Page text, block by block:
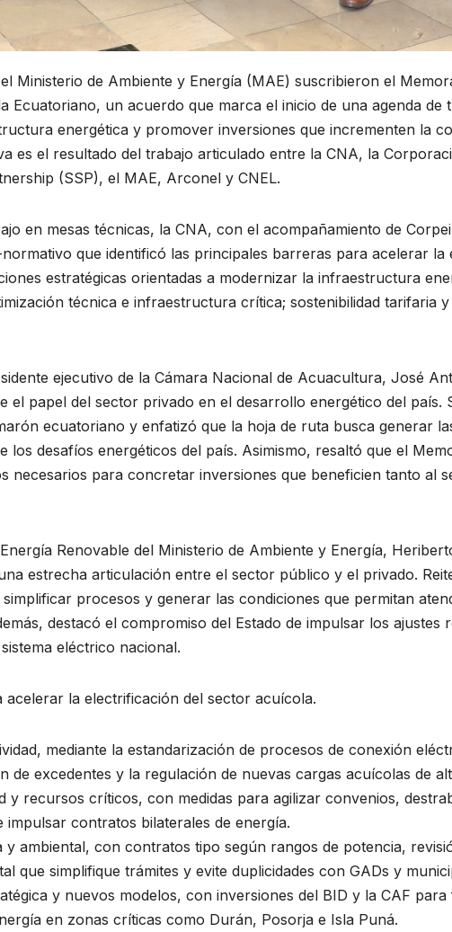
Ministerio de Ambiente y Energía (MAE) suscribieron el
Ecuatoriano, un acuerdo que marca el inicio de una agenda
energética y promover inversiones que incrementen la
es el resultado del trabajo articulado entre la CNA, la
(SSP), el MAE, Arconel y CNEL.
en mesas técnicas, la CNA, con el acompañamiento de
que identificó las principales barreras para acelerar
estratégicas orientadas a modernizar la infraestructura
técnica e infraestructura crítica; sostenibilidad tarifaria
ejecutivo de la Cámara Nacional de Acuacultura, José
el papel del sector privado en el desarrollo energético del
ecuatoriano y enfatizó que la hoja de ruta busca generar
los desafíos energéticos del país. Asimismo, resaltó que el
necesarios para concretar inversiones que beneficien tanto al
Renovable del Ministerio de Ambiente y Energía,
estrecha articulación entre el sector público y el privado.
procesos y generar las condiciones que permitan
destacó el compromiso del Estado de impulsar los
eléctrico nacional.
la electrificación del sector acuícola.
mediante la estandarización de procesos de conexión
de excedentes y la regulación de nuevas cargas acuícolas de
y recursos críticos, con medidas para agilizar convenios,
contratos bilaterales de energía.
y ambiental, con contratos tipo según rangos de potencia,
que simplifique trámites y evite duplicidades con GADs y
y nuevos modelos, con inversiones del BID y la CAF
en zonas críticas como Durán, Posorja e Isla Puná.